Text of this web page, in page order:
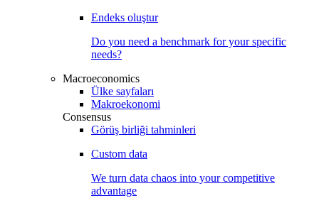
Endeks oluştur
Do you need a benchmark for your specific
needs?
Macroeconomics
Ülke sayfaları
Makroekonomi
Consensus
Görüş birliği tahminleri
Custom data
We turn data chaos into your competitive
advantage